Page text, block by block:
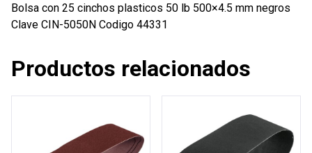
Bolsa con 25 cinchos plasticos 50 lb 500×4.5 mm negros
Clave CIN-5050N Codigo 44331
Productos relacionados